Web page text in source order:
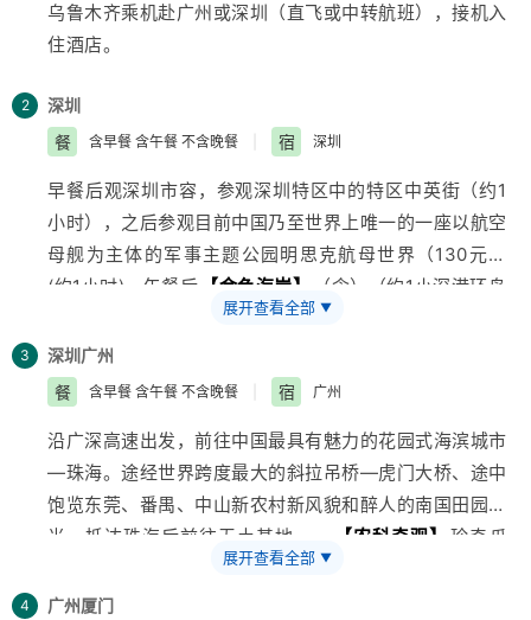
乌鲁木齐乘机赴广州或深圳（直飞或中转航班），接机入
住酒店。
2
深圳
餐
含早餐 含午餐 不含晚餐 宿 深圳
早餐后观深圳市容，参观深圳特区中的特区中英街（约1
小时），之后参观目前中国乃至世界上唯一的一座以航空
母舰为主体的军事主题公园明思克航母世界（130元）
(约1小时)，午餐后
【金色海岸】
（含）（约1小深港环岛
游），深圳海洋世界（120元）（约2小时）观赏异国水
上芭蕾舞表演，参观水晶世界，
展开查看全部 ▼
3 深圳 广州
餐
含早餐 含午餐 不含晚餐 宿 广州
沿广深高速出发，前往中国最具有魅力的花园式海滨城市
—珠海。途经世界跨度最大的斜拉吊桥—虎门大桥、途中
饱览东莞、番禺、中山新农村新风貌和醉人的南国田园风
光。抵达珠海后前往无土基地——
【农科奇观】
珍奇瓜
果蔬菜园、无土瓜果蔬菜生产园、沙漠植物园、蝴蝶兰花
繁育及观赏中心、八卦田园、珍奇花卉园、小动物乐园、
展开查看全部 ▼
4 广州厦门